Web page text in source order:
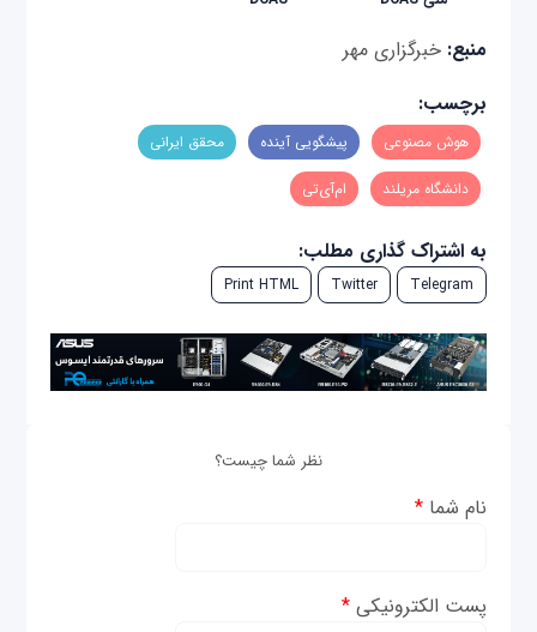
منبع:خبرگزاری مهر
برچسب:
هوش مصنوعی پیشگویی آینده محقق ایرانی
دانشگاه مریلند ام‌آی‌تی
به اشتراک گذاری مطلب:
Telegram
Twitter
Print HTML
نظر شما چیست؟
نام شما*
پست الکترونیکی*